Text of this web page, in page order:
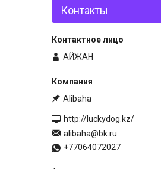
Контакты
АЙЖАН
Alibaha
http://luckydog.kz/
alibaha@bk.ru
+77064072027